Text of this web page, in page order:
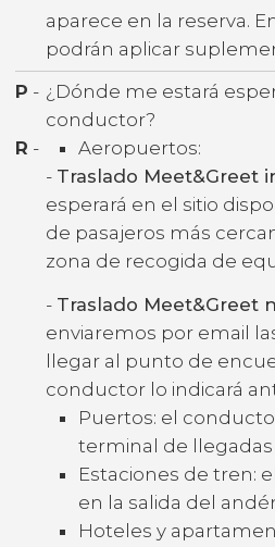
aparece en la reserva.
podrán aplicar
P - ¿Dónde me estará
conductor?
R -
Aeropuertos:
- Traslado Meet&Greet
esperará en el sitio
de pasajeros más
zona de recogida de
- Traslado Meet&Greet
enviaremos por email
llegar al punto de
conductor lo indicará
Puertos: el
terminal de
Estaciones de tren:
en la salida del
Hoteles y